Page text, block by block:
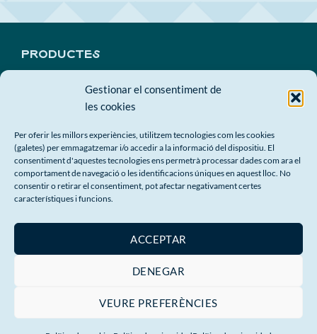
Gestionar el consentiment de
les cookies
Per oferir les millors experiències, utilitzem tecnologies com les cookies
(galetes) per emmagatzemar i/o accedir a la informació del dispositiu. El
consentiment d'aquestes tecnologies ens permetrà processar dades com ara el
comportament de navegació o les identificacions úniques en aquest lloc. No
consentir o retirar el consentiment, pot afectar negativament certes
característiques i funcions.
ACCEPTAR
DENEGAR
VEURE PREFERÈNCIES
PRODUCTES
TAMBOLILLOS
CONTACTE
LOTS PER A EMPRESA
PUJA'T A L'ONA!
© 2026 A MAR ES ESPECTACULAR
Política
de Cookies
| Condicions generals de venta | Dret de Desistiment